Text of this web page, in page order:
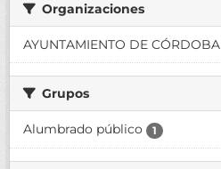
Organizaciones
AYUNTAMIENTO DE CÓRDOBA
Grupos
Alumbrado público 1